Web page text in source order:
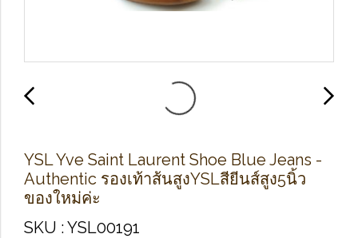
YSL Yve Saint Laurent Shoe Blue Jeans -
Authentic รองเท้าส้นสูงYSLสียีนส์สูง5นิ้ว
ของใหม่ค่ะ
SKU : YSL00191